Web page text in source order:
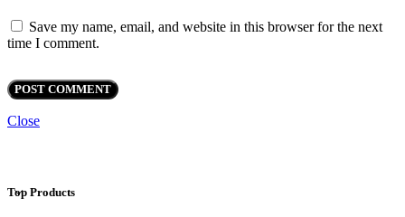
Save my name, email, and website in this browser for the next
time I comment.
Close
Top Products